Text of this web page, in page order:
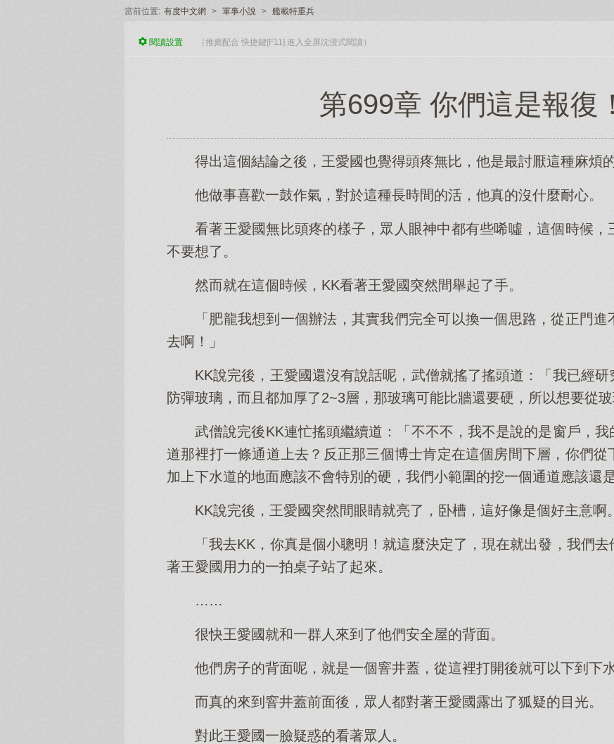
當前位置: 有度中文網 > 軍事小說 > 艦載特重兵
閱讀設置 （推薦配合 快捷鍵[F11] 進入全屏沈浸式閱讀）
第699章 你們這是報復！
得出這個結論之後，王愛國也覺得頭疼無比，他是最討厭這種麻煩的
他做事喜歡一鼓作氣，對於這種長時間的活，他真的沒什麼耐心。
看著王愛國無比頭疼的樣子，眾人眼神中都有些唏噓，這個時候，
不要想了。
然而就在這個時候，KK看著王愛國突然間舉起了手。
「肥龍我想到一個辦法，其實我們完全可以換一個思路，從正門
去啊！」
KK說完後，王愛國還沒有說話呢，武僧就搖了搖頭道：「我已經
防彈玻璃，而且都加厚了2~3層，那玻璃可能比牆還要硬，所以想要從玻
武僧說完後KK連忙搖頭繼續道：「不不不，我不是說的是窗戶，
道那裡打一條通道上去？反正那三個博士肯定在這個房間下層，你們從
加上下水道的地面應該不會特別的硬，我們小範圍的挖一個通道應該還
KK說完後，王愛國突然間眼睛就亮了，卧槽，這好像是個好主意啊。
「我去KK，你真是個小聰明！就這麼決定了，現在就出發，我們
著王愛國用力的一拍桌子站了起來。
……
很快王愛國就和一群人來到了他們安全屋的背面。
他們房子的背面呢，就是一個窨井蓋，從這裡打開後就可以下到下水
而真的來到窨井蓋前面後，眾人都對著王愛國露出了狐疑的目光。
對此王愛國一臉疑惑的看著眾人。